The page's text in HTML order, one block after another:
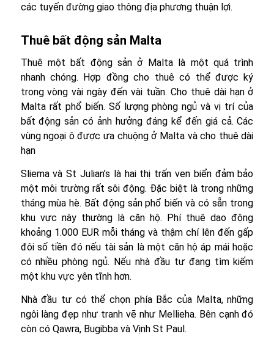
các tuyến đường giao thông địa phương thuận lợi.
Thuê bất động sản Malta
Thuê một bất động sản ở Malta là một quá trình
nhanh chóng. Hợp đồng cho thuê có thể được ký
trong vòng vài ngày đến vài tuần. Cho thuê dài hạn ở
Malta rất phổ biến. Số lượng phòng ngủ và vị trí của
bất động sản có ảnh hưởng đáng kể đến giá cả. Các
vùng ngoại ô được ưa chuộng ở Malta và cho thuê dài
hạn
Sliema và St Julian’s là hai thị trấn ven biển đảm bảo
một môi trường rất sôi động. Đặc biệt là trong những
tháng mùa hè. Bất động sản phổ biến và có sẵn trong
khu vực này thường là căn hộ. Phí thuê dao động
khoảng 1.000 EUR mỗi tháng và thậm chí lên đến gấp
đôi số tiền đó nếu tài sản là một căn hộ áp mái hoặc
có nhiều phòng ngủ. Nếu nhà đầu tư đang tìm kiếm
một khu vực yên tĩnh hơn.
Nhà đầu tư có thể chọn phía Bắc của Malta, những
ngôi làng đẹp như tranh vẽ như Mellieha. Bên cạnh đó
còn có Qawra, Bugibba và Vịnh St Paul.